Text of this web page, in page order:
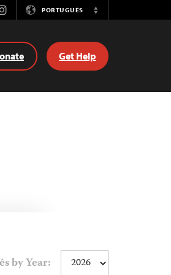
PORTUGUÊS
Switch
Get Help
by Year: